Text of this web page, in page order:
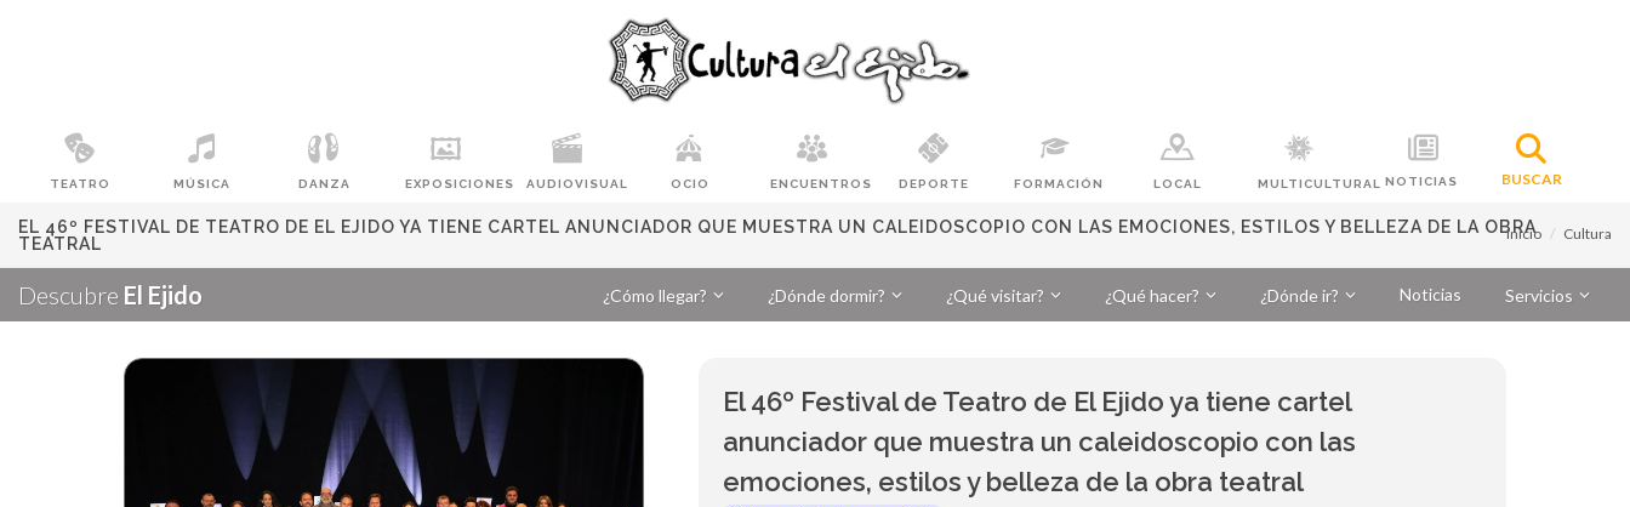
TEATRO MÚSICA DANZA EXPOSICIONES AUDIOVISUAL OCIO ENCUENTROS DEPORTE FORMACIÓN LOCAL MULTICULTURAL NOTICIAS BUSCAR
EL 46º FESTIVAL DE TEATRO DE EL EJIDO YA TIENE CARTEL ANUNCIADOR QUE MUESTRA UN CALEIDOSCOPIO CON LAS EMOCIONES, ESTILOS Y BELLEZA DE LA OBRA
TEATRAL
Inicio Cultura
Descubre El Ejido ¿Cómo llegar? ¿Dónde dormir? ¿Qué visitar? ¿Qué hacer? ¿Dónde ir? Noticias Servicios
El 46º Festival de Teatro de El Ejido ya tiene cartel
anunciador que muestra un caleidoscopio con las
emociones, estilos y belleza de la obra teatral